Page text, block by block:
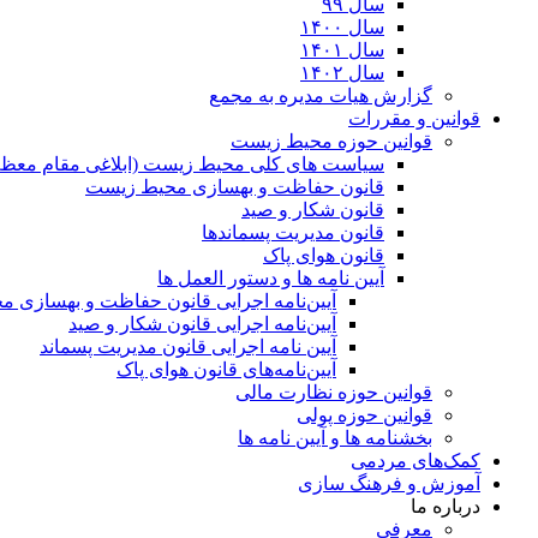
سال ۹۹
سال ۱۴۰۰
سال ۱۴۰۱
سال ۱۴۰۲
گزارش هیات مدیره به مجمع
قوانین و مقررات
قوانین حوزه محیط زیست
ﺳﯿﺎﺳﺖ ﻫﺎی ﮐﻠﯽ ﻣﺤﯿﻂ زﯾﺴﺖ (ابلاغی مقام
قانون حفاظت و بهسازی محیط زیست
قانون شکار و صید
قانون مدیریت پسماندها
قانون هوای پاک
آیین نامه ها و دستور العمل ها
آیین‌نامه اجرایی قانون حفاظت و
آیین‌نامه اجرایی قانون شکار و صید
آیین نامه اجرایی قانون مدیریت پسماند
آیین‌نامه‌های قانون هوای پاک
قوانین حوزه نظارت مالی
قوانین حوزه پولی
بخشنامه ها و آیین نامه ها
کمک‌های مردمی
آموزش و فرهنگ سازی
درباره ما
معرفی